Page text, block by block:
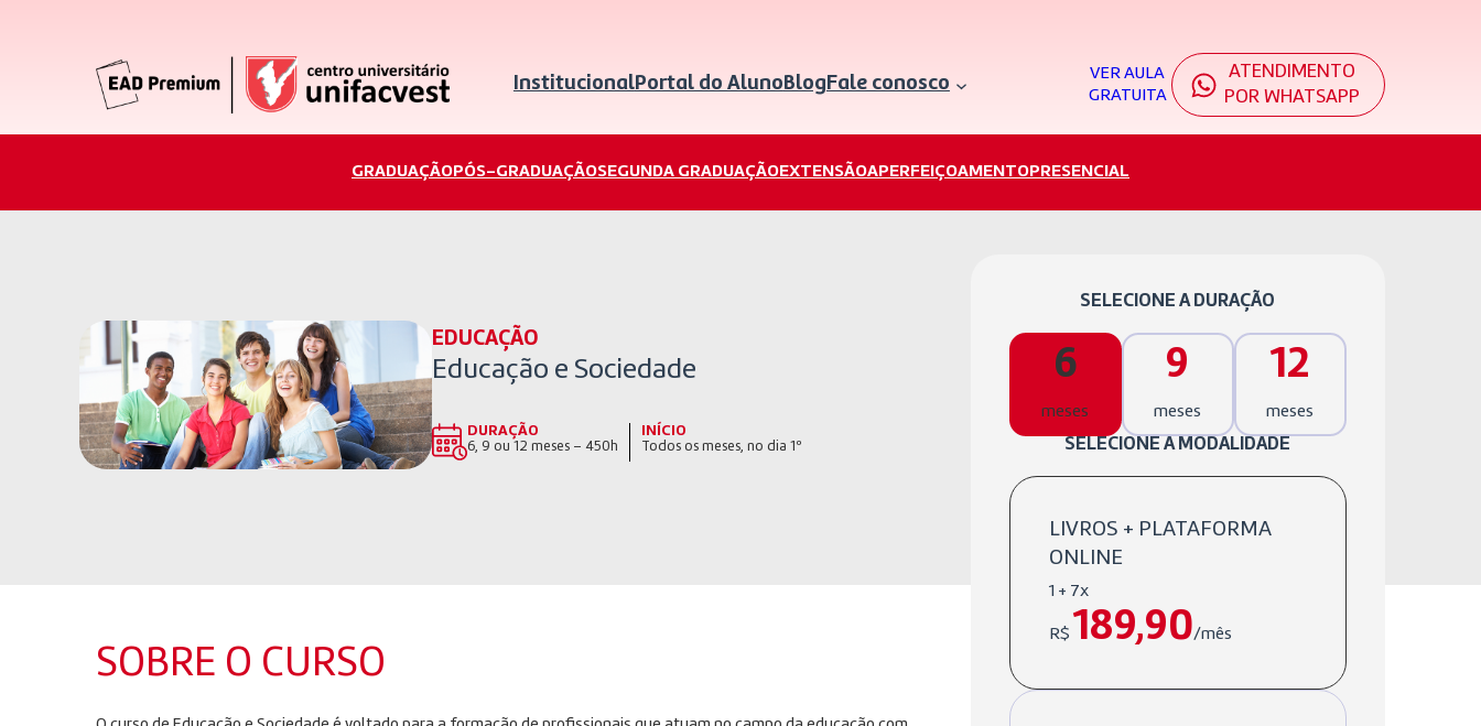
InstitucionalPortal do AlunoBlogFale conosco
VER AULA
GRATUITA
ATENDIMENTO
POR WHATSAPP
GRADUAÇÃOPÓS-GRADUAÇÃOSEGUNDA GRADUAÇÃOEXTENSÃOAPERFEIÇOAMENTOPRESENCIAL
EDUCAÇÃO
Educação e Sociedade
DURAÇÃO
6, 9 ou 12 meses – 450h
INÍCIO
Todos os meses, no dia 1º
SOBRE O CURSO
SELECIONE A DURAÇÃO
6
meses
9
meses
12
meses
SELECIONE A MODALIDADE
LIVROS + PLATAFORMA
ONLINE
1 + 7x
R$ 189,90/mês